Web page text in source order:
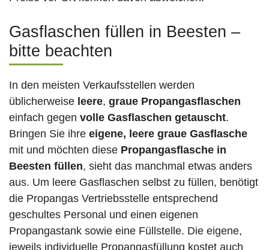
Gasflaschen füllen in Beesten –
bitte beachten
In den meisten Verkaufsstellen werden
üblicherweise leere, graue Propangasflaschen
einfach gegen volle Gasflaschen getauscht.
Bringen Sie ihre eigene, leere graue Gasflasche
mit und möchten diese Propangasflasche in
Beesten füllen, sieht das manchmal etwas anders
aus. Um leere Gasflaschen selbst zu füllen, benötigt
die Propangas Vertriebsstelle entsprechend
geschultes Personal und einen eigenen
Propangastank sowie eine Füllstelle. Die eigene,
jeweils individuelle Propangasfüllung kostet auch